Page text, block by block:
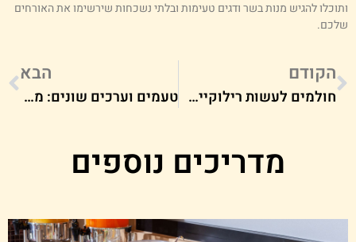
להגיש מנות בשר ודגים טעימות ובלתי נשכחות שירשימו את האורחים
הקודם
חולמים לעשות רילוקיישן ולפתוח מסעדה בחו"ל? כך תעשו את זה
הבא
טעמים וערכים שונים: מה ההבדל בין מנגולד, סלק ותרד?
מדריכים נוספים